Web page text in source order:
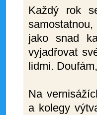
Každý rok
jako snad
vyjadřovat
lidmi.
Na
a kolegy